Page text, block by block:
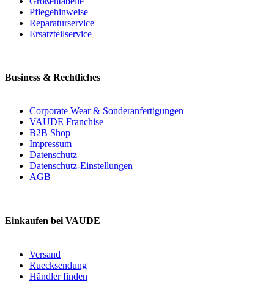
Pflegehinweise
Reparaturservice
Ersatzteilservice
Business & Rechtliches
Corporate Wear & Sonderanfertigungen
VAUDE Franchise
B2B Shop
Impressum
Datenschutz
Datenschutz-Einstellungen
AGB
Einkaufen bei VAUDE
Versand
Ruecksendung
Händler finden